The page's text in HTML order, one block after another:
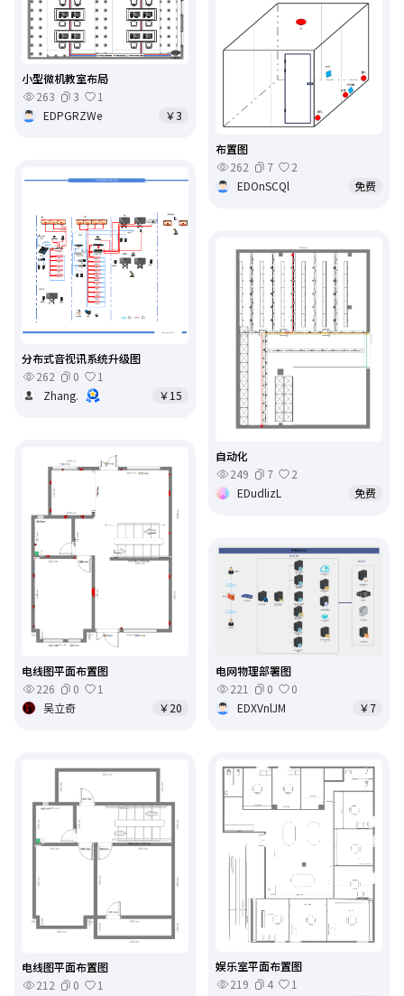
小型微机教室布局
263
3
1
EDPGRZWe
￥3
布置图
262
7
2
EDOnSCQl
免费
分布式音视讯系统升级图
262
0
1
Zhang.
￥15
自动化
249
7
2
EDudlizL
免费
电线图平面布置图
226
0
1
吴立奇
￥20
电网物理部署图
221
0
0
EDXVnlJM
￥7
娱乐室平面布置图
219
4
1
电线图平面布置图
212
0 1